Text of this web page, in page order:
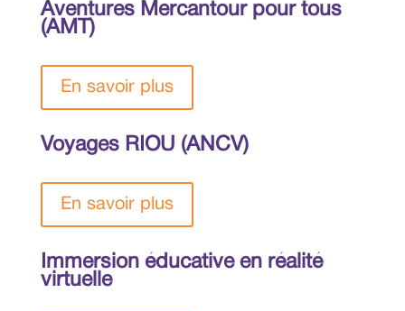
Aventures Mercantour pour tous
(AMT)
En savoir plus
Voyages RIOU (ANCV)
En savoir plus
Immersion éducative en réalité
virtuelle